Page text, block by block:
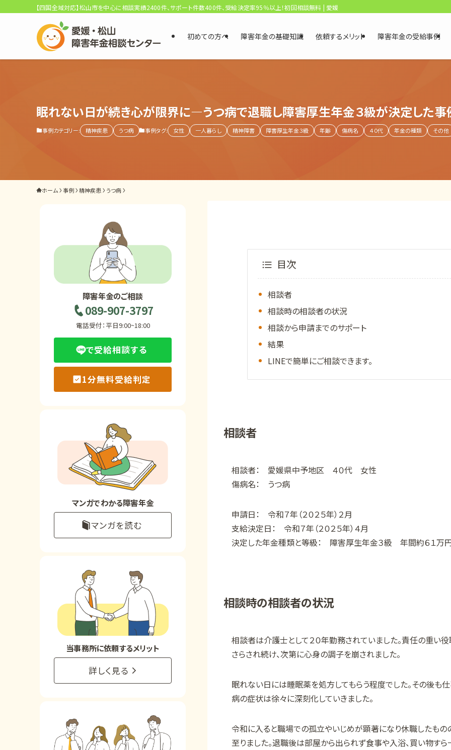
選ばれる3つの理由
初回相談料0円・受給後報酬型
サポート料金について
県内 No.1 の豊富な知識と経験
ご相談事例をみる
外出困難でもOK
障害年金の基礎知識
障害年金の金額
Q&A・相談事例
事務所について
お客様からの感謝のお手紙
で受給相談をする
メリット
【四国全域対応】松山市を中心に相談実績2400件、サポート件数400件、受給決定率95％以上！初回相談無料 | 愛媛・松山障害年金相談センター
初めての方へ 障害年金の基礎知識 依頼するメリット 障害年金の受給事例
眠れない日が続き心が限界に―うつ病で退職し障害厚生年金３級が決定した事
事例カテゴリー: 精神疾患 うつ病 事例タグ: 女性 一人暮らし 精神障害 障害厚生年金３級 年齢 傷病名 ４０代 年金の種類 その他
ホーム 事例 精神疾患 うつ病
目次
相談者
相談時の相談者の状況
相談から申請までのサポート
結果
LINEで簡単にご相談できます。
相談者
相談者： 愛媛県中予地区 ４０代 女性
傷病名： うつ病
申請日： 令和７年（２０２５年）２月
支給決定日： 令和７年（２０２５年）４月
決定した年金種類と等級： 障害厚生年金３級 年間約６１
相談時の相談者の状況
相談者は介護士として２０年勤務されていました。責任の重い
さらされ続け、次第に心身の調子を崩されました。
眠れない日には睡眠薬を処方してもらう程度でした。その後も
病の症状は徐々に深刻化していきました。
令和に入ると職場での孤立やいじめが顕著になり休職したも
至りました。退職後は部屋から出られず食事や入浴、買い物す
障害年金のご相談
089-907-3797
電話受付：平日9:00~18:00
で受給相談する
1分無料受給判定
マンガでわかる障害年金
マンガを読む
当事務所に依頼するメリット
詳しく見る